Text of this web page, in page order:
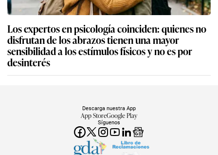
Los expertos en psicología coinciden: quienes no
disfrutan de los abrazos tienen una mayor
sensibilidad a los estímulos físicos y no es por
desinterés
Síguenos
Descarga nuestra App
App StoreGoogle Play